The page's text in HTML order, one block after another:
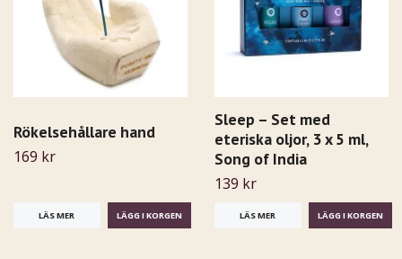
Rökelsehållare hand
169 kr
LÄS MER
Sleep – Set med
eteriska oljor, 3 x 5 ml,
Song of India
139 kr
LÄS MER